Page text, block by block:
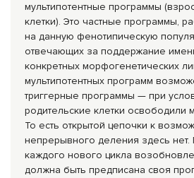
мультипотентные программы
клетки). Это частные программы,
на данную фенотипическую
отвечающих за поддержание
конкретных морфогенетических
мультипотентных программ
триггерные программы — при
родительские клетки освободили
То есть открытой цепочки к
непрерывного деления здесь
каждого нового цикла
должна быть предписана своя